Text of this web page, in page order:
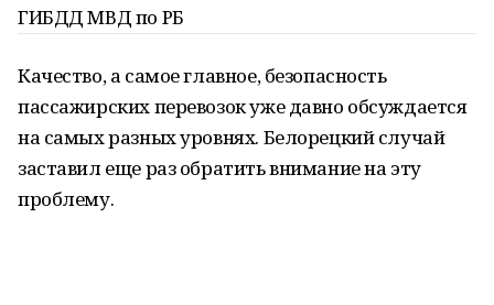
ГИБДД МВД по РБ
Качество, а самое главное, безопасность
пассажирских перевозок уже давно обсуждается
на самых разных уровнях. Белорецкий случай
заставил еще раз обратить внимание на эту
проблему.